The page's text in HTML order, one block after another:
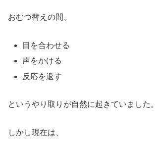
おむつ替えの間、
目を合わせる
声をかける
反応を返す
というやり取りが自然に起きていました。
しかし現在は、